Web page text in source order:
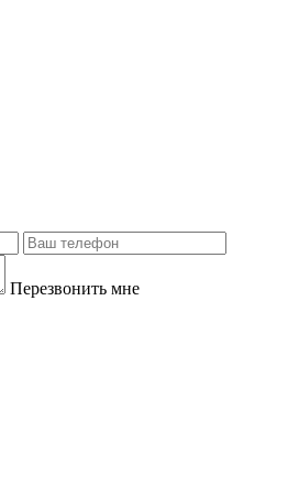
Перезвонить мне